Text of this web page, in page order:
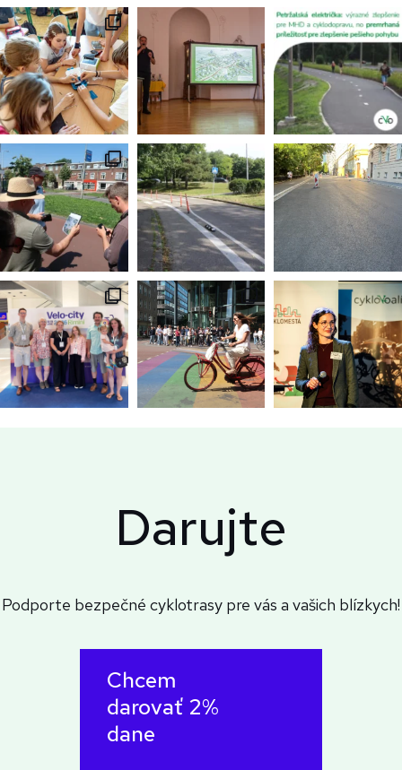
Darujte
Podporte bezpečné cyklotrasy pre vás a vašich blízkych!
Chcem
darovať 2%
dane